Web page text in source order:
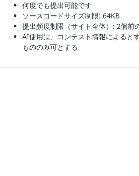
何度でも提出可能です
ソースコードサイズ制限: 64KB
提出頻度制限（サイト全体）: 2個前
AI使用は、コンテスト情報による
もののみ可とする